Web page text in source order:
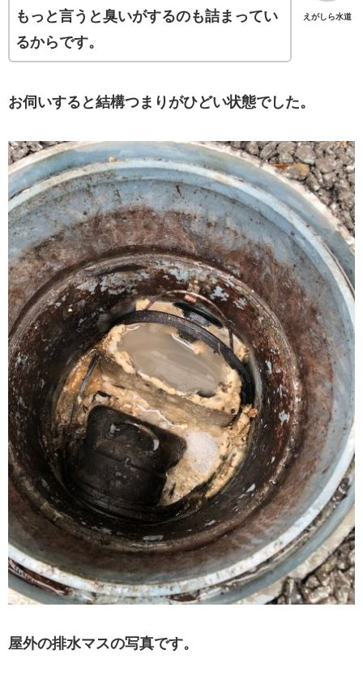
えがしら水道
もっと言うと臭いがするのも詰まってい
るからです。
お伺いすると結構つまりがひどい状態でした。
屋外の排水マスの写真です。